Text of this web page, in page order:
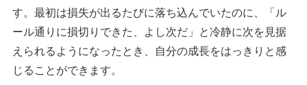
す。最初は損失が出るたびに落ち込んでいたのに、「ル
ール通りに損切りできた、よし次だ」と冷静に次を見据
えられるようになったとき、自分の成長をはっきりと感
じることができます。